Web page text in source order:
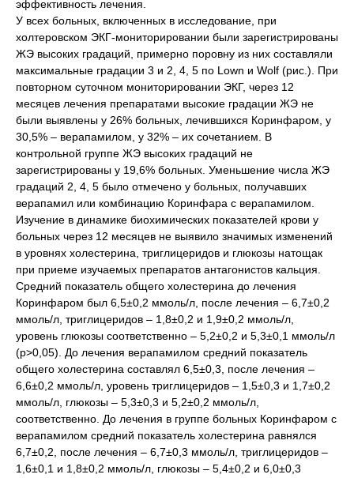
эффективность лечения.
У всех больных, включенных в исследование, при
холтеровском ЭКГ-мониторировании были зарегистрированы
ЖЭ высоких градаций, примерно поровну из них составляли
максимальные градации 3 и 2, 4, 5 по Lown и Wolf (рис.). При
повторном суточном мониторировании ЭКГ, через 12
месяцев лечения препаратами высокие градации ЖЭ не
были выявлены у 26% больных, лечившихся Коринфаром, у
30,5% – верапамилом, у 32% – их сочетанием. В
контрольной группе ЖЭ высоких градаций не
зарегистрированы у 19,6% больных. Уменьшение числа ЖЭ
градаций 2, 4, 5 было отмечено у больных, получавших
верапамил или комбинацию Коринфара с верапамилом.
Изучение в динамике биохимических показателей крови у
больных через 12 месяцев не выявило значимых изменений
в уровнях холестерина, триглицеридов и глюкозы натощак
при приеме изучаемых препаратов антагонистов кальция.
Средний показатель общего холестерина до лечения
Коринфаром был 6,5±0,2 ммоль/л, после лечения – 6,7±0,2
ммоль/л, триглицеридов – 1,8±0,2 и 1,9±0,2 ммоль/л,
уровень глюкозы соответственно – 5,2±0,2 и 5,3±0,1 ммоль/л
(p>0,05). До лечения верапамилом средний показатель
общего холестерина составлял 6,5±0,3, после лечения –
6,6±0,2 ммоль/л, уровень триглицеридов – 1,5±0,3 и 1,7±0,2
ммоль/л, глюкозы – 5,3±0,3 и 5,2±0,2 ммоль/л,
соответственно. До лечения в группе больных Коринфаром с
верапамилом средний показатель холестерина равнялся
6,7±0,2, после лечения – 6,7±0,3 ммоль/л, триглицеридов –
1,6±0,1 и 1,8±0,2 ммоль/л, глюкозы – 5,4±0,2 и 6,0±0,3